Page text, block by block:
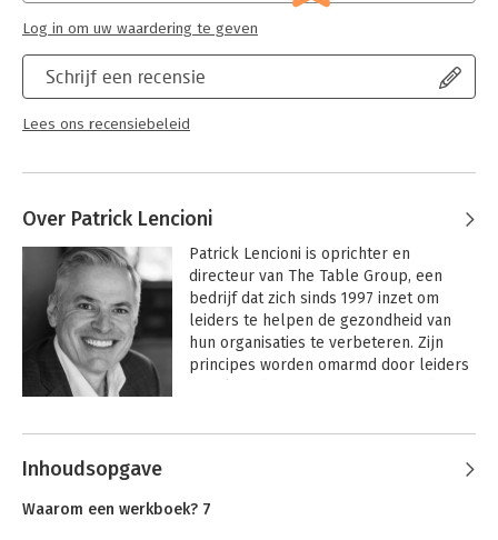
Schrijf een recensie
Lees ons recensiebeleid
Log in om uw waardering te geven
Over Patrick Lencioni
Patrick Lencioni is oprichter en
directeur van The Table Group, een
bedrijf dat zich sinds 1997 inzet om
leiders te helpen de gezondheid van
hun organisaties te verbeteren. Zijn
principes worden omarmd door leiders
multinationals, startups, professionele
Lencioni is de auteur van elf
Andere boeken door Patrick
Lencioni
Inhoudsopgave
Waarom een werkboek? 7